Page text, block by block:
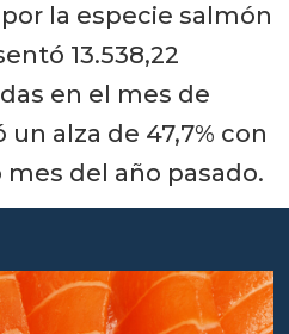
la especie salmón
13.538,22
en el mes de
alza de 47,7% con
del año pasado.